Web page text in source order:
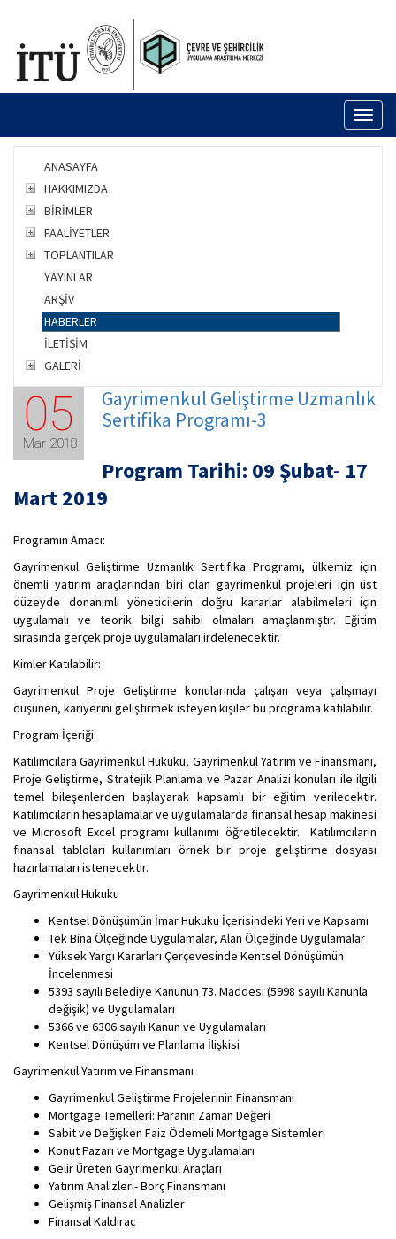
ANASAYFA
HAKKIMIZDA
BİRİMLER
FAALİYETLER
TOPLANTILAR
YAYINLAR
ARŞİV
HABERLER
İLETİŞİM
GALERİ
05
Mar 2018
Gayrimenkul Geliştirme Uzmanlık
Sertifika Programı-3
Program Tarihi: 09 Şubat- 17
Mart 2019
Programın Amacı:
Gayrimenkul Geliştirme Uzmanlık Sertifika Programı, ülkemiz için
önemli yatırım araçlarından biri olan gayrimenkul projeleri için üst
düzeyde donanımlı yöneticilerin doğru kararlar alabilmeleri için
uygulamalı ve teorik bilgi sahibi olmaları amaçlanmıştır. Eğitim
sırasında gerçek proje uygulamaları irdelenecektir.
Kimler Katılabilir:
Gayrimenkul Proje Geliştirme konularında çalışan veya çalışmayı
düşünen, kariyerini geliştirmek isteyen kişiler bu programa katılabilir.
Program İçeriği:
Katılımcılara Gayrimenkul Hukuku, Gayrimenkul Yatırım ve Finansmanı,
Proje Geliştirme, Stratejik Planlama ve Pazar Analizi konuları ile ilgili
temel bileşenlerden başlayarak kapsamlı bir eğitim verilecektir.
Katılımcıların hesaplamalar ve uygulamalarda finansal hesap makinesi
ve Microsoft Excel programı kullanımı öğretilecektir. Katılımcıların
finansal tabloları kullanımları örnek bir proje geliştirme dosyası
hazırlamaları istenecektir.
Gayrimenkul Hukuku
Kentsel Dönüşümün İmar Hukuku İçerisindeki Yeri ve Kapsamı
Tek Bina Ölçeğinde Uygulamalar, Alan Ölçeğinde Uygulamalar
Yüksek Yargı Kararları Çerçevesinde Kentsel Dönüşümün
İncelenmesi
5393 sayılı Belediye Kanunun 73. Maddesi (5998 sayılı Kanunla
değişik) ve Uygulamaları
5366 ve 6306 sayılı Kanun ve Uygulamaları
Kentsel Dönüşüm ve Planlama İlişkisi
Gayrimenkul Yatırım ve Finansmanı
Gayrimenkul Geliştirme Projelerinin Finansmanı
Mortgage Temelleri: Paranın Zaman Değeri
Sabit ve Değişken Faiz Ödemeli Mortgage Sistemleri
Konut Pazarı ve Mortgage Uygulamaları
Gelir Üreten Gayrimenkul Araçları
Yatırım Analizleri- Borç Finansmanı
Gelişmiş Finansal Analizler
Finansal Kaldıraç